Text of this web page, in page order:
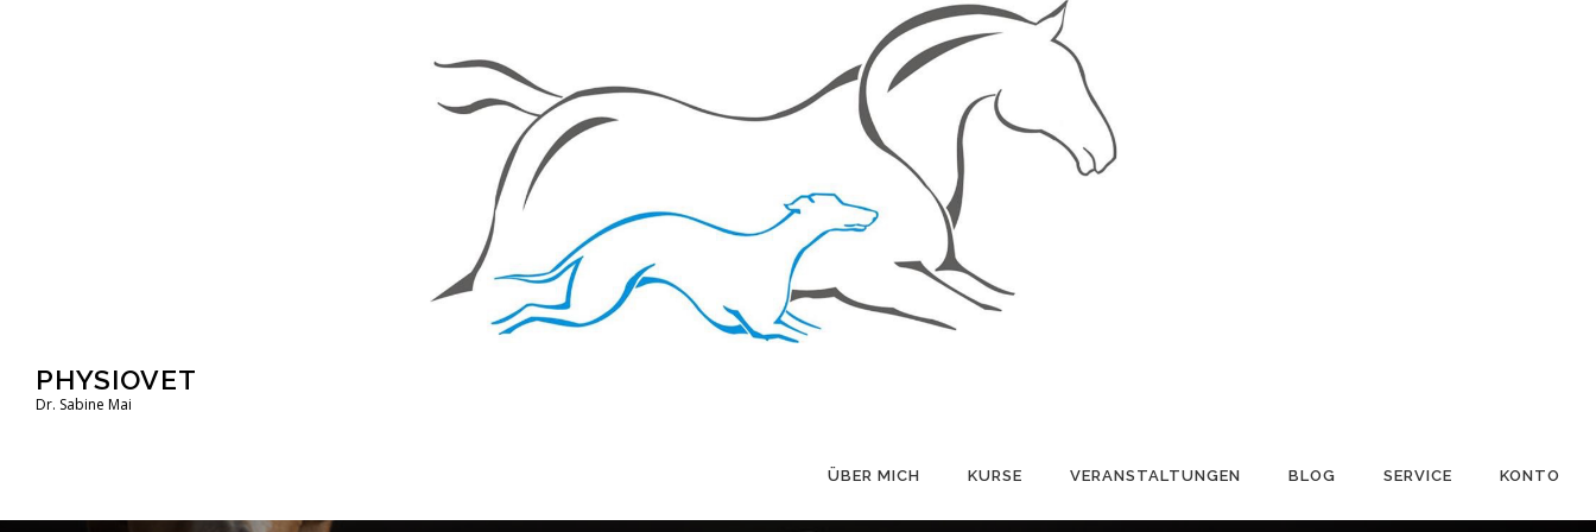
PHYSIOVET
Dr. Sabine Mai
ÜBER MICH KURSE VERANSTALTUNGEN BLOG SERVICE KONTO